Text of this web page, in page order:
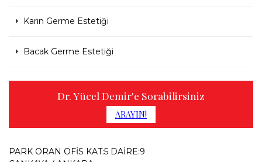
Karın Germe Estetiği
Bacak Germe Estetiği
Dr. Yücel Demir'e Sorabilirsiniz
ARAYIN!
PARK ORAN OFİS KAT:5 DAİRE:9